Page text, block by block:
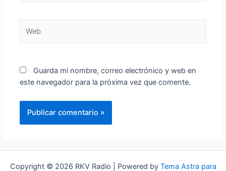
Guarda mi nombre, correo electrónico y web en
este navegador para la próxima vez que comente.
Copyright © 2026 RKV Radio | Powered by Tema Astra para